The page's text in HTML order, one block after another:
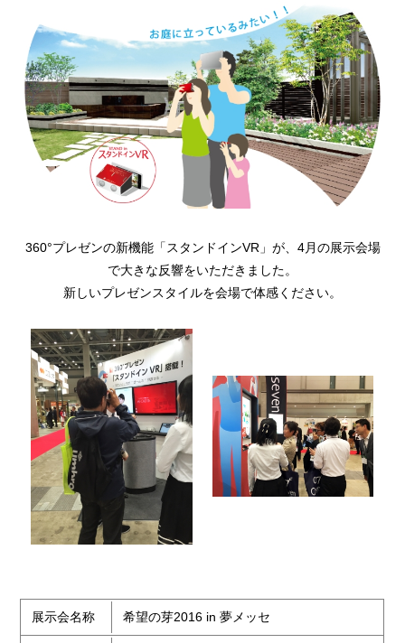
360°プレゼンの新機能「スタンドインVR」が、4月の展示会場
で大きな反響をいただきました。
新しいプレゼンスタイルを会場で体感ください。
展示会名称 希望の芽2016 in 夢メッセ